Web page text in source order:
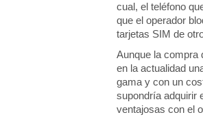
cual, el teléfono
que el operador
tarjetas SIM de
Aunque la compra
en la actualidad
gama y con un
supondría adquirir
ventajosas con el